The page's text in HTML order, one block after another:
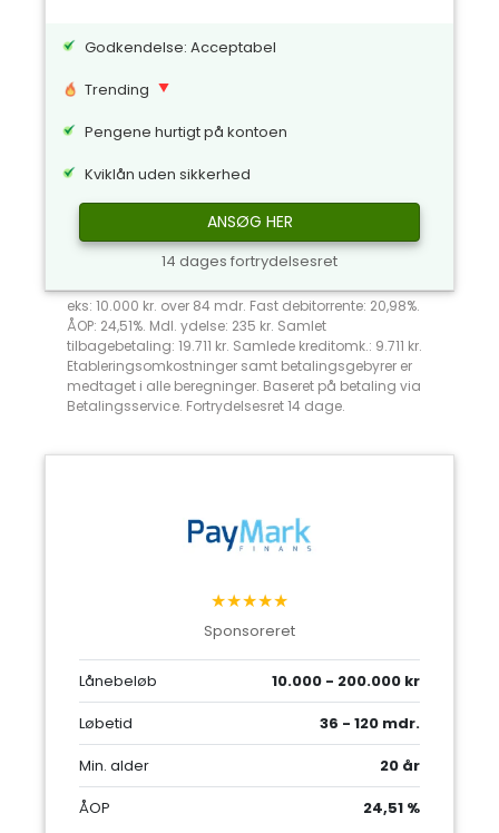
Godkendelse: Acceptabel
Trending
Pengene hurtigt på kontoen
Kviklån uden sikkerhed
ANSØG HER
14 dages fortrydelsesret
eks: 10.000 kr. over 84 mdr. Fast debitorrente: 20,98%.
ÅOP: 24,51%. Mdl. ydelse: 235 kr. Samlet
tilbagebetaling: 19.711 kr. Samlede kreditomk.: 9.711 kr.
Etableringsomkostninger samt betalingsgebyrer er
medtaget i alle beregninger. Baseret på betaling via
Betalingsservice. Fortrydelsesret 14 dage.
★★★★★
Sponsoreret
Lånebeløb
10.000 - 200.000 kr
Løbetid
36 - 120 mdr.
Min. alder
20 år
ÅOP
24,51 %